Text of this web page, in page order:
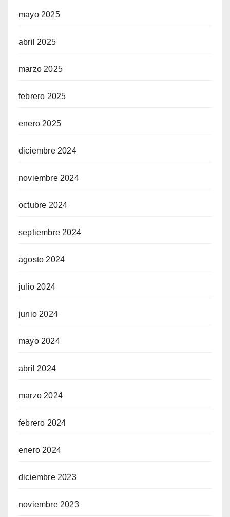
mayo 2025
abril 2025
marzo 2025
febrero 2025
enero 2025
diciembre 2024
noviembre 2024
octubre 2024
septiembre 2024
agosto 2024
julio 2024
junio 2024
mayo 2024
abril 2024
marzo 2024
febrero 2024
enero 2024
diciembre 2023
noviembre 2023